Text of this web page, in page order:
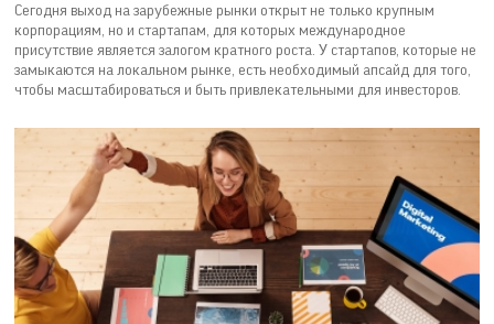
Сегодня выход на зарубежные рынки открыт не только крупным
корпорациям, но и стартапам, для которых международное
присутствие является залогом кратного роста. У стартапов, которые не
замыкаются на локальном рынке, есть необходимый апсайд для того,
чтобы масштабироваться и быть привлекательными для инвесторов.